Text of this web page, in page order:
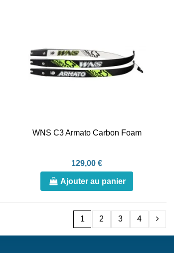
WNS C3 Armato Carbon Foam
129,00 €
Ajouter au panier
1 2 3 4